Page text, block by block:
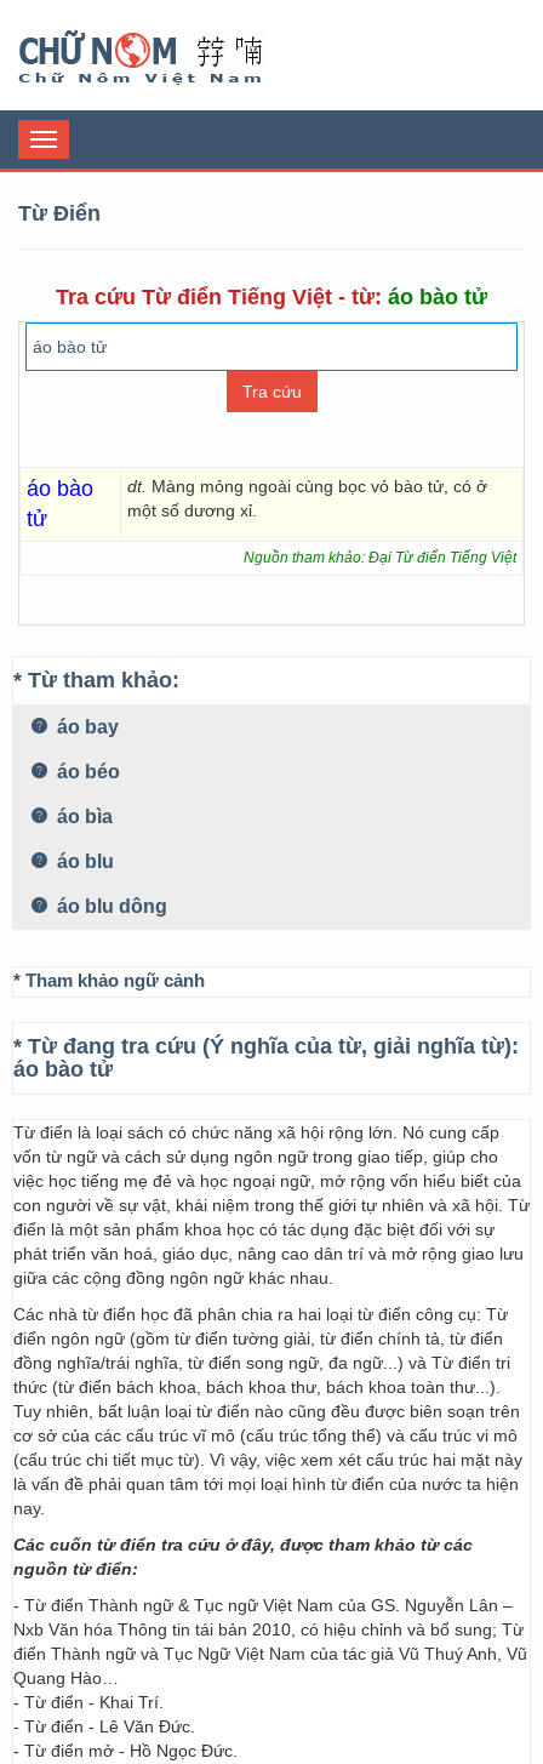
Toggle
navigation
Từ Điển
Tra cứu Từ điển Tiếng Việt - từ: áo bào tử
áo bào
tử
dt. Màng mỏng ngoài cùng bọc vỏ bào tử, có ở
một số dương xỉ.
Nguồn tham khảo: Đại Từ điển Tiếng Việt
* Từ tham khảo:
áo bay
áo béo
áo bìa
áo blu
áo blu dông
* Tham khảo ngữ cảnh
* Từ đang tra cứu (Ý nghĩa của từ, giải nghĩa từ):
áo bào tử
Từ điển là loại sách có chức năng xã hội rộng lớn. Nó cung cấp
vốn từ ngữ và cách sử dụng ngôn ngữ trong giao tiếp, giúp cho
việc học tiếng mẹ đẻ và học ngoại ngữ, mở rộng vốn hiểu biết của
con người về sự vật, khái niệm trong thế giới tự nhiên và xã hội. Từ
điển là một sản phẩm khoa học có tác dụng đặc biệt đối với sự
phát triển văn hoá, giáo dục, nâng cao dân trí và mở rộng giao lưu
giữa các cộng đồng ngôn ngữ khác nhau.
Các nhà từ điển học đã phân chia ra hai loại từ điển công cụ: Từ
điển ngôn ngữ (gồm từ điển tường giải, từ điển chính tả, từ điển
đồng nghĩa/trái nghĩa, từ điển song ngữ, đa ngữ...) và Từ điển tri
thức (từ điển bách khoa, bách khoa thư, bách khoa toàn thư...).
Tuy nhiên, bất luận loại từ điển nào cũng đều được biên soạn trên
cơ sở của các cấu trúc vĩ mô (cấu trúc tổng thể) và cấu trúc vi mô
(cấu trúc chi tiết mục từ). Vì vậy, việc xem xét cấu trúc hai mặt này
là vấn đề phải quan tâm tới mọi loại hình từ điển của nước ta hiện
nay.
Các cuốn từ điển tra cứu ở đây, được tham khảo từ các
nguồn từ điển:
- Từ điển Thành ngữ & Tục ngữ Việt Nam của GS. Nguyễn Lân –
Nxb Văn hóa Thông tin tái bản 2010, có hiệu chỉnh và bổ sung; Từ
điển Thành ngữ và Tục Ngữ Việt Nam của tác giả Vũ Thuý Anh, Vũ
Quang Hào…
- Từ điển - Khai Trí.
- Từ điển - Lê Văn Đức.
- Từ điển mở - Hồ Ngọc Đức.